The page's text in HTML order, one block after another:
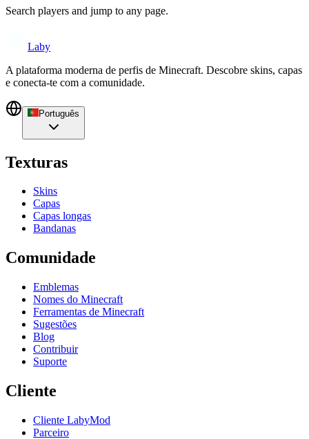
Search players and jump to any page.
Laby
A plataforma moderna de perfis de Minecraft. Descobre skins, capas
e conecta-te com a comunidade.
Português
Texturas
Skins
Capas
Capas longas
Bandanas
Comunidade
Emblemas
Nomes do Minecraft
Ferramentas de Minecraft
Sugestões
Blog
Contribuir
Suporte
Cliente
Cliente LabyMod
Parceiro